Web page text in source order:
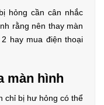
hỏng cần cân nhắc
rằng nên thay màn
hay mua điện thoại
màn hình
chỉ bị hư hỏng có thể